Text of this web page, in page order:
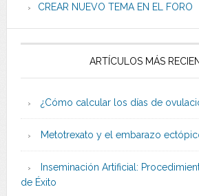
CREAR NUEVO TEMA EN EL FORO
ARTÍCULOS MÁS
¿Cómo calcular los días de
Metotrexato y el embarazo
Inseminación Artificial:
de Éxito